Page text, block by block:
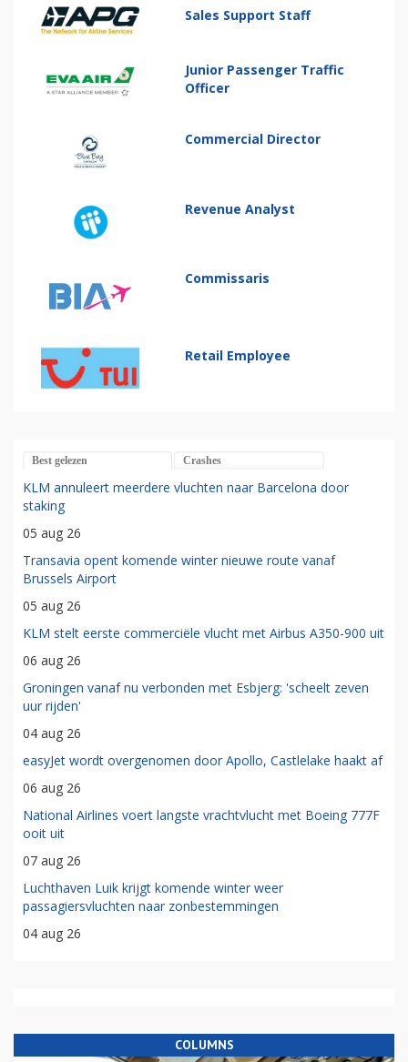
Sales Support Staff
Junior Passenger Traffic
Officer
Commercial Director
Revenue Analyst
Commissaris
Retail Employee
Best gelezen Crashes
KLM annuleert meerdere vluchten naar Barcelona door
staking
05 aug 26
Transavia opent komende winter nieuwe route vanaf
Brussels Airport
05 aug 26
KLM stelt eerste commerciële vlucht met Airbus A350-900 uit
06 aug 26
Groningen vanaf nu verbonden met Esbjerg: 'scheelt zeven
uur rijden'
04 aug 26
easyJet wordt overgenomen door Apollo, Castlelake haakt af
06 aug 26
National Airlines voert langste vrachtvlucht met Boeing 777F
ooit uit
07 aug 26
Luchthaven Luik krijgt komende winter weer
passagiersvluchten naar zonbestemmingen
04 aug 26
COLUMNS